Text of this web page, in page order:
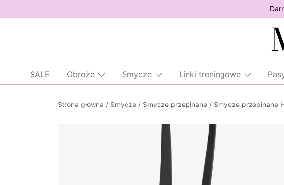
SALE Obroże Smycze Linki treningowe
Strona główna / Smycze / Smycze przepinane / Smycze przepinane